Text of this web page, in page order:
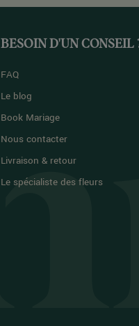
BESOIN D'UN CONSEIL
FAQ
Le blog
Book Mariage
Nous contacter
Livraison & retour
Le spécialiste des fleurs